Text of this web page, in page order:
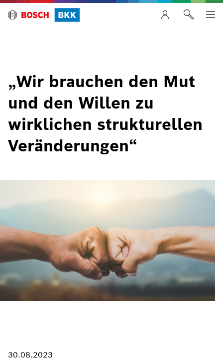
„Wir brauchen den Mut
und den Willen zu
wirklichen strukturellen
Veränderungen“
30.08.2023